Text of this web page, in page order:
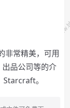
非常精美，可用
品公司等的介
。